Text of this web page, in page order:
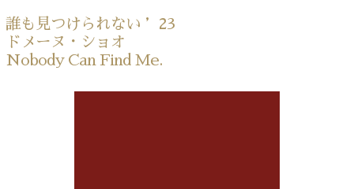
誰も見つけられない ’23
ドメーヌ・ショオ
Nobody Can Find Me.